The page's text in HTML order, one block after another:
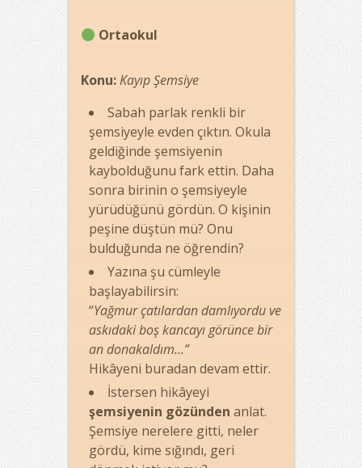
Ortaokul
Konu: Kayıp Şemsiye
Sabah parlak renkli bir
şemsiyeyle evden çıktın. Okula
geldiğinde şemsiyenin
kaybolduğunu fark ettin. Daha
sonra birinin o şemsiyeyle
yürüdüğünü gördün. O kişinin
peşine düştün mü? Onu
bulduğunda ne öğrendin?
Yazına şu cümleyle
başlayabilirsin:
“Yağmur çatılardan damlıyordu ve
askıdaki boş kancayı görünce bir
an donakaldım…”
Hikâyeni buradan devam ettir.
İstersen hikâyeyi
şemsiyenin gözünden anlat.
Şemsiye nerelere gitti, neler
gördü, kime sığındı, geri